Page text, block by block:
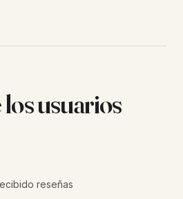
los usuarios
reseñas